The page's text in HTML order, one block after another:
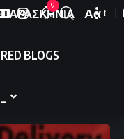
ΠΑΡΑΣΚΗΝΙΑ
RED BLOGS
9
Font
Αα